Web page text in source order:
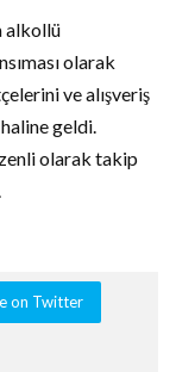
alkollü
olarak
ve alışveriş
geldi.
olarak takip
on Twitter